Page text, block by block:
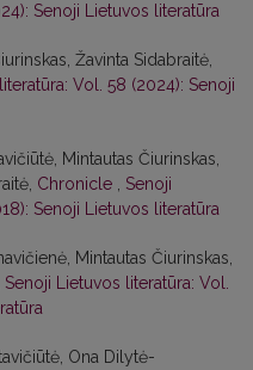
Senoji Lietuvos literatūra
Žavinta Sidabraitė,
Vol. 58 (2024): Senoji
Mintautas Čiurinskas,
Chronicle , Senoji
Senoji Lietuvos literatūra
Mintautas Čiurinskas,
Senoji Lietuvos literatūra: Vol.
Ona Dilytė-